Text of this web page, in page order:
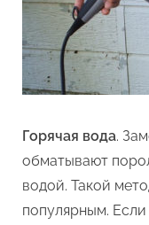
Горячая вода.
обматывают
водой. Такой
популярным.